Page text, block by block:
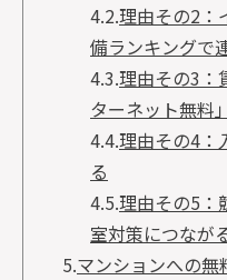
4.2.理由その2：
備ランキングで
4.3.理由その3：
ターネット無料
4.4.理由その4：
る
4.5.理由その5：
室対策につなが
5.マンションへの